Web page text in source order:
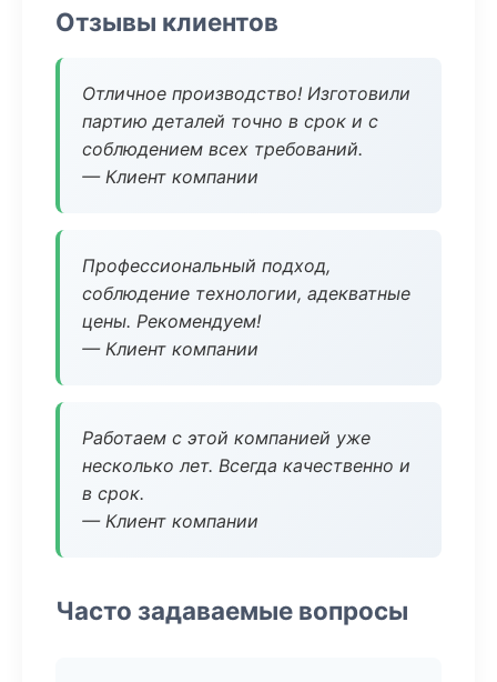
Отзывы клиентов
Отличное производство! Изготовили
партию деталей точно в срок и с
соблюдением всех требований.
— Клиент компании
Профессиональный подход,
соблюдение технологии, адекватные
цены. Рекомендуем!
— Клиент компании
Работаем с этой компанией уже
несколько лет. Всегда качественно и
в срок.
— Клиент компании
Часто задаваемые вопросы